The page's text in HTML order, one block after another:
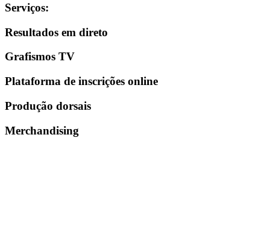
Serviços:
Resultados em direto
Grafismos TV
Plataforma de inscrições online
Produção dorsais
Merchandising